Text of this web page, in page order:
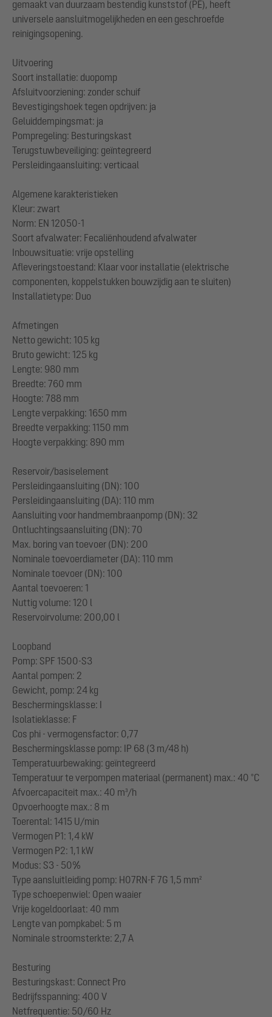
gemaakt van duurzaam bestendig kunststof (PE), heeft
universele aansluitmogelijkheden en een geschroefde
reinigingsopening.
Uitvoering
Soort installatie: duopomp
Afsluitvoorziening: zonder schuif
Bevestigingshoek tegen opdrijven: ja
Geluiddempingsmat: ja
Pompregeling: Besturingskast
Terugstuwbeveiliging: geïntegreerd
Persleidingaansluiting: verticaal
Algemene karakteristieken
Kleur: zwart
Norm: EN 12050-1
Soort afvalwater: Fecaliënhoudend afvalwater
Inbouwsituatie: vrije opstelling
Afleveringstoestand: Klaar voor installatie (elektrische
componenten, koppelstukken bouwzijdig aan te sluiten)
Installatietype: Duo
Afmetingen
Netto gewicht: 105 kg
Bruto gewicht: 125 kg
Lengte: 980 mm
Breedte: 760 mm
Hoogte: 788 mm
Lengte verpakking: 1650 mm
Breedte verpakking: 1150 mm
Hoogte verpakking: 890 mm
Reservoir/basiselement
Persleidingaansluiting (DN): 100
Persleidingaansluiting (DA): 110 mm
Aansluiting voor handmembraanpomp (DN): 32
Ontluchtingsaansluiting (DN): 70
Max. boring van toevoer (DN): 200
Nominale toevoerdiameter (DA): 110 mm
Nominale toevoer (DN): 100
Aantal toevoeren: 1
Nuttig volume: 120 l
Reservoirvolume: 200,00 l
Loopband
Pomp: SPF 1500-S3
Aantal pompen: 2
Gewicht, pomp: 24 kg
Beschermingsklasse: I
Isolatieklasse: F
Cos phi - vermogensfactor: 0,77
Beschermingsklasse pomp: IP 68 (3 m/48 h)
Temperatuurbewaking: geïntegreerd
Temperatuur te verpompen materiaal (permanent) max.: 40 °C
Afvoercapaciteit max.: 40 m³/h
Opvoerhoogte max.: 8 m
Toerental: 1415 U/min
Vermogen P1: 1,4 kW
Vermogen P2: 1,1 kW
Modus: S3 - 50%
Type aansluitleiding pomp: H07RN-F 7G 1,5 mm²
Type schoepenwiel: Open waaier
Vrije kogeldoorlaat: 40 mm
Lengte van pompkabel: 5 m
Nominale stroomsterkte: 2,7 A
Besturing
Besturingskast: Connect Pro
Bedrijfsspanning: 400 V
Netfrequentie: 50/60 Hz